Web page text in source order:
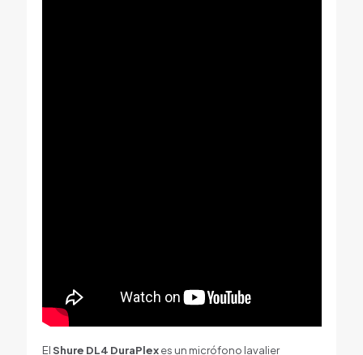
ElShure DL4 DuraPlexes un micrófono lavalier